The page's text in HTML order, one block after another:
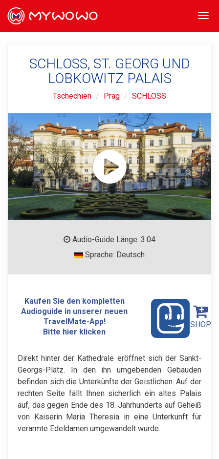
SCHLOSS, ST. GEORG UND
LOBKOWITZ PALAIS
Tschechien Prag SCHLOSS
Audio-Guide Länge: 3.04
Sprache: Deutsch
Kaufen Sie den kompletten
Audioguide in unserer neuen
TravelMate-App!
Bitte hier klicken
SHOP
Direkt hinter der Kathedrale eröffnet sich der Sankt-
Georgs-Platz. In den ihn umgebenden Gebäuden
befinden sich die Unterkünfte der Geistlichen. Auf der
rechten Seite fällt Ihnen sicherlich ein altes Palais
auf, das gegen Ende des 18. Jahrhunderts auf Geheiß
von Kaiserin Maria Theresia in eine Unterkunft für
verarmte Edeldamen umgewandelt wurde.